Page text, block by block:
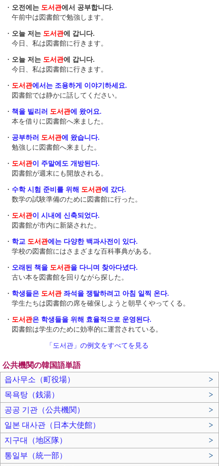
・ 오전에는 도서관에서 공부합니다.
午前中は図書館で勉強します。
・ 오늘 저는 도서관에 갑니다.
今日、私は図書館に行きます。
・ 오늘 저는 도서관에 갑니다.
今日、私は図書館に行きます。
・ 도서관에서는 조용하게 이야기하세요.
図書館では静かに話してください。
・ 책을 빌리러 도서관에 왔어요.
本を借りに図書館へ来ました。
・ 공부하러 도서관에 왔습니다.
勉強しに図書館へ来ました。
・ 도서관이 주말에도 개방된다.
図書館が週末にも開放される。
・ 수학 시험 준비를 위해 도서관에 갔다.
数学の試験準備のために図書館に行った。
・ 도서관이 시내에 신축되었다.
図書館が市内に新築された。
・ 학교 도서관에는 다양한 백과사전이 있다.
学校の図書館にはさまざまな百科事典がある。
・ 오래된 책을 도서관을 다니며 찾아다녔다.
古い本を図書館を回りながら探した。
・ 학생들은 도서관좌석을 쟁탈하려고 아침 일찍 온다.
学生たちは図書館の席を確保しようと朝早くやってくる。
・ 도서관은 학생들을 위해 효율적으로 운영된다.
図書館は学生のために効率的に運営されている。
「도서관」の例文をすべてを見る
公共機関の韓国語単語
읍사무소（町役場）
>
목욕탕（銭湯）
>
공공 기관（公共機関）
>
일본 대사관（日本大使館）
>
지구대（地区隊）
>
통일부（統一部）
>